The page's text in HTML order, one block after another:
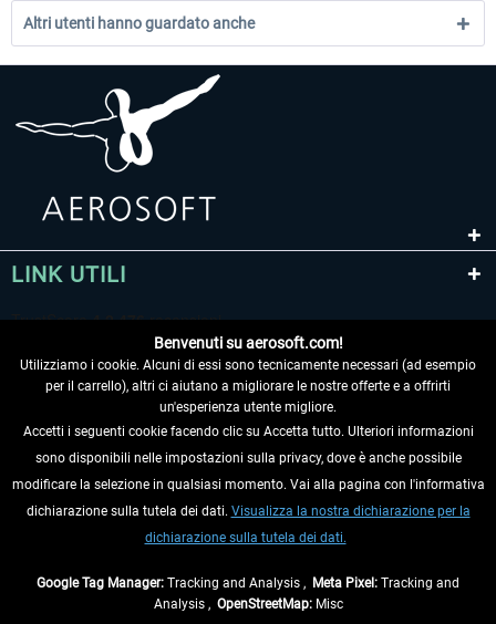
Altri utenti hanno guardato anche
LINK UTILI
RECEDERE DAL CONTRATTO
INFORMAZIONI
Benvenuti su aerosoft.com!
Utilizziamo i cookie. Alcuni di essi sono tecnicamente necessari (ad esempio
per il carrello), altri ci aiutano a migliorare le nostre offerte e a offrirti
un'esperienza utente migliore.
Accetti i seguenti cookie facendo clic su Accetta tutto. Ulteriori informazioni
sono disponibili nelle impostazioni sulla privacy, dove è anche possibile
modificare la selezione in qualsiasi momento. Vai alla pagina con l'informativa
dichiarazione sulla tutela dei dati. Visualizza la nostra dichiarazione per la
dichiarazione sulla tutela dei dati.
Google Tag Manager: Tracking and Analysis , Meta Pixel: Tracking and
Analysis , OpenStreetMap:Misc